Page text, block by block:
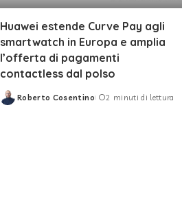
Huawei estende Curve Pay agli
smartwatch in Europa e amplia
l’offerta di pagamenti
contactless dal polso
Posted
Roberto Cosentino 2 minuti di lettura